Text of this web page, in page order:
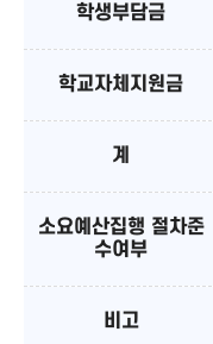
학생부담금
학교자체지원금
계
소요예산집행 절차준
수여부
비고